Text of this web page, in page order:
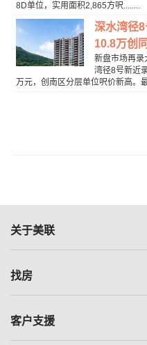
8D单位，实用面积2,865方呎........
深水湾径
10.8万创
新盘市场再录
湾径8号新近
万元，创南区分层单位呎价新高。
关于美联
美联集团
人才招募
找房
一手新房
客户支援